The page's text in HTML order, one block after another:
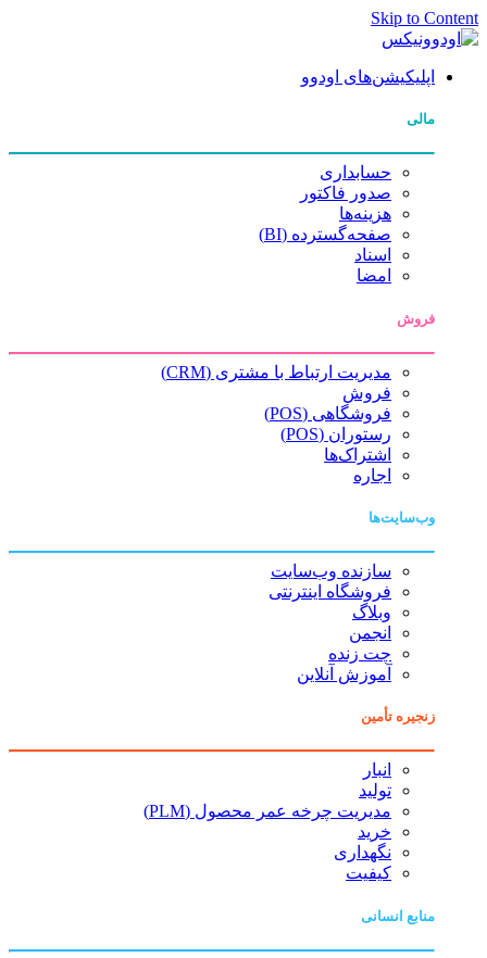
Skip to Content
اپلیکیشن‌های اودوو
مالی
حسابداری
صدور فاکتور
هزینه‌ها
صفحه‌گسترده (BI)
اسناد
امضا
فروش
مدیریت ارتباط با مشتری (CRM)
فروش
فروشگاهی (POS)
رستوران (POS)
اشتراک‌ها
اجاره
وب‌سایت‌ها
سازنده وب‌سایت
فروشگاه اینترنتی
وبلاگ
انجمن
چت زنده
آموزش آنلاین
زنجیره تأمین
انبار
تولید
مدیریت چرخه عمر محصول (PLM)
خرید
نگهداری
کیفیت
منابع انسانی